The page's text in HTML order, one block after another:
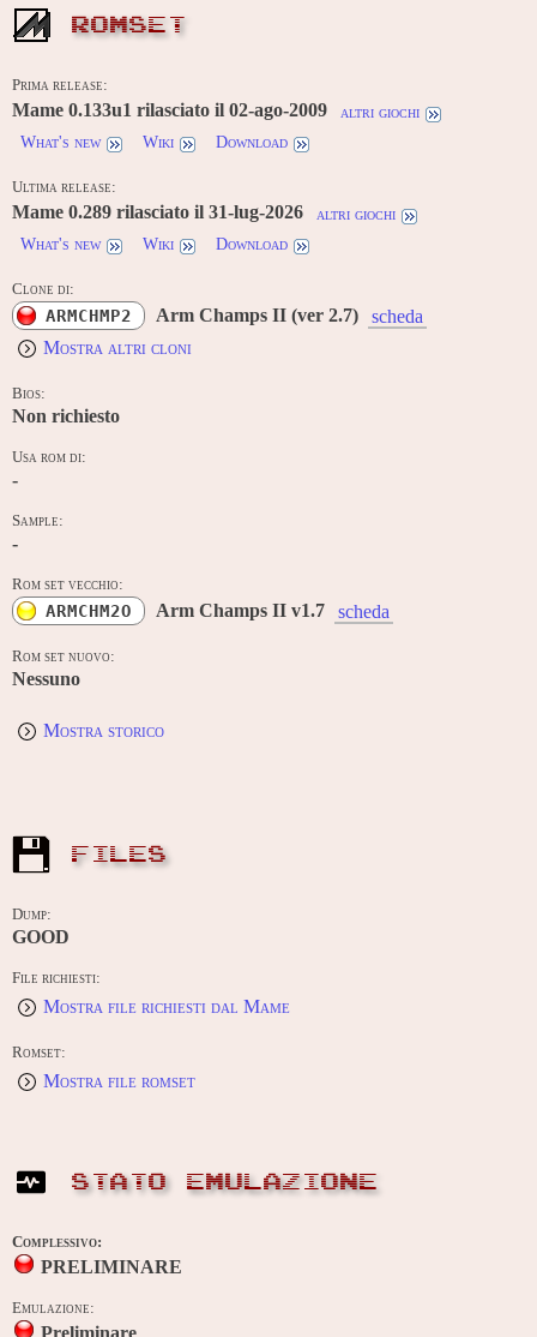
ROMSET
Prima release:
Mame 0.133u1 rilasciato il 02-ago-2009
altri giochi
What's new
Wiki Download
Ultima release:
Mame 0.289 rilasciato il 31-lug-2026
altri giochi
What's new
Wiki Download
Clone di:
ARMCHMP2 Arm Champs II (ver 2.7)
scheda
Mostra altri cloni
Bios:
Non richiesto
Usa rom di:
-
Sample:
-
Rom set vecchio:
ARMCHM2O Arm Champs II v1.7 scheda
Rom set nuovo:
Nessuno
Mostra storico
FILES
Dump:
GOOD
File richiesti:
Mostra file richiesti dal Mame
Romset:
Mostra file romset
STATO EMULAZIONE
Complessivo:
PRELIMINARE
Emulazione:
Preliminare